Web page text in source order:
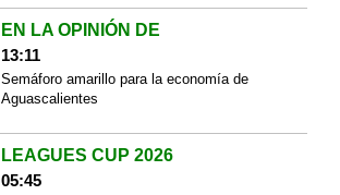
EN LA OPINIÓN DE
13:11
Semáforo amarillo para la economía de
Aguascalientes
LEAGUES CUP 2026
05:45